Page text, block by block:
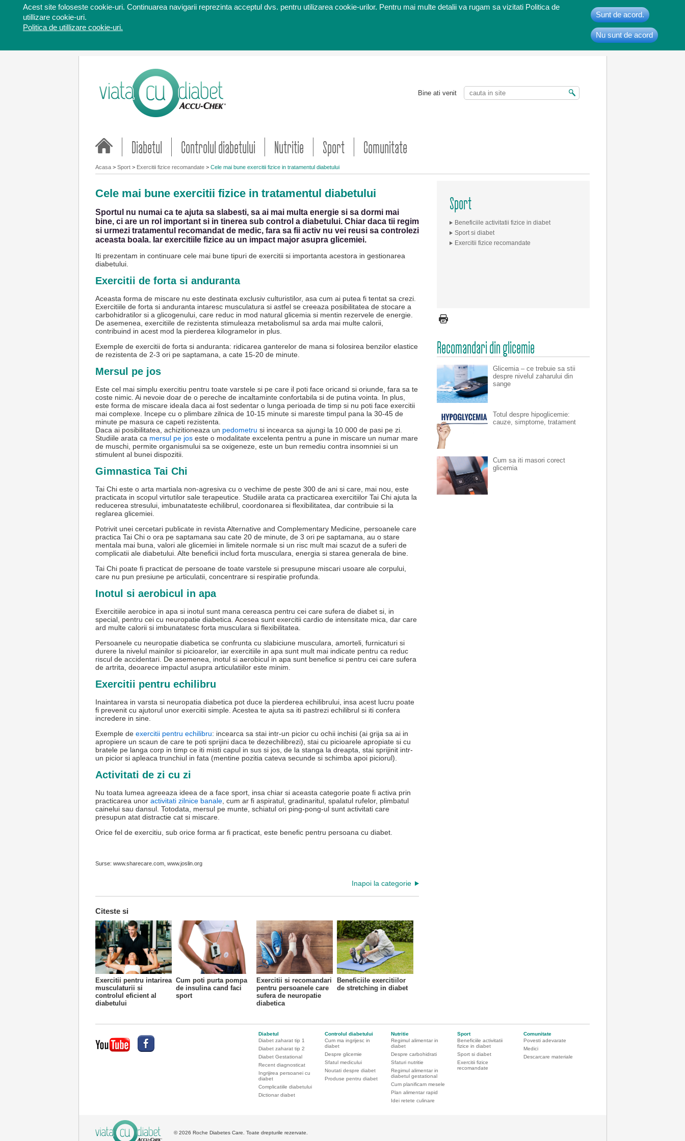
Acest site foloseste cookie-uri. Continuarea navigarii reprezinta acceptul dvs. pentru utilizarea cookie-urilor. Pentru mai multe detalii va rugam sa vizitati Politica de
utillizare cookie-uri.
Politica de utillizare cookie-uri.
Sunt de acord.
Nu sunt de acord
Bine ati venit
Diabetul Controlul diabetului Nutritie Sport Comunitate
Acasa > Sport > Exercitii fizice recomandate > Cele mai bune exercitii fizice in tratamentul diabetului
Cele mai bune exercitii fizice in tratamentul diabetului
Sportul nu numai ca te ajuta sa slabesti, sa ai mai multa energie si sa dormi mai
bine, ci are un rol important si in tinerea sub control a diabetului. Chiar daca tii regim
si urmezi tratamentul recomandat de medic, fara sa fii activ nu vei reusi sa controlezi
aceasta boala. Iar exercitiile fizice au un impact major asupra glicemiei.
Iti prezentam in continuare cele mai bune tipuri de exercitii si importanta acestora in gestionarea
diabetului.
Exercitii de forta si anduranta
Aceasta forma de miscare nu este destinata exclusiv culturistilor, asa cum ai putea fi tentat sa crezi.
Exercitiile de forta si anduranta intaresc musculatura si astfel se creeaza posibilitatea de stocare a
carbohidratilor si a glicogenului, care reduc in mod natural glicemia si mentin rezervele de energie.
De asemenea, exercitiile de rezistenta stimuleaza metabolismul sa arda mai multe calorii,
contribuind in acest mod la pierderea kilogramelor in plus.
Exemple de exercitii de forta si anduranta: ridicarea ganterelor de mana si folosirea benzilor elastice
de rezistenta de 2-3 ori pe saptamana, a cate 15-20 de minute.
Mersul pe jos
Este cel mai simplu exercitiu pentru toate varstele si pe care il poti face oricand si oriunde, fara sa te
coste nimic. Ai nevoie doar de o pereche de incaltaminte confortabila si de putina vointa. In plus,
este forma de miscare ideala daca ai fost sedentar o lunga perioada de timp si nu poti face exercitii
mai complexe. Incepe cu o plimbare zilnica de 10-15 minute si mareste timpul pana la 30-45 de
minute pe masura ce capeti rezistenta.
Daca ai posibilitatea, achizitioneaza un pedometru si incearca sa ajungi la 10.000 de pasi pe zi.
Studiile arata ca mersul pe jos este o modalitate excelenta pentru a pune in miscare un numar mare
de muschi, permite organismului sa se oxigeneze, este un bun remediu contra insomniei si un
stimulent al bunei dispozitii.
Gimnastica Tai Chi
Tai Chi este o arta martiala non-agresiva cu o vechime de peste 300 de ani si care, mai nou, este
practicata in scopul virtutilor sale terapeutice. Studiile arata ca practicarea exercitiilor Tai Chi ajuta la
reducerea stresului, imbunatateste echilibrul, coordonarea si flexibilitatea, dar contribuie si la
reglarea glicemiei.
Potrivit unei cercetari publicate in revista Alternative and Complementary Medicine, persoanele care
practica Tai Chi o ora pe saptamana sau cate 20 de minute, de 3 ori pe saptamana, au o stare
mentala mai buna, valori ale glicemiei in limitele normale si un risc mult mai scazut de a suferi de
complicatii ale diabetului. Alte beneficii includ forta musculara, energia si starea generala de bine.
Tai Chi poate fi practicat de persoane de toate varstele si presupune miscari usoare ale corpului,
care nu pun presiune pe articulatii, concentrare si respiratie profunda.
Inotul si aerobicul in apa
Exercitiile aerobice in apa si inotul sunt mana cereasca pentru cei care sufera de diabet si, in
special, pentru cei cu neuropatie diabetica. Acesea sunt exercitii cardio de intensitate mica, dar care
ard multe calorii si imbunatatesc forta musculara si flexibilitatea.
Persoanele cu neuropatie diabetica se confrunta cu slabiciune musculara, amorteli, furnicaturi si
durere la nivelul mainilor si picioarelor, iar exercitiile in apa sunt mult mai indicate pentru ca reduc
riscul de accidentari. De asemenea, inotul si aerobicul in apa sunt benefice si pentru cei care sufera
de artrita, deoarece impactul asupra articulatiilor este minim.
Exercitii pentru echilibru
Inaintarea in varsta si neuropatia diabetica pot duce la pierderea echilibrului, insa acest lucru poate
fi prevenit cu ajutorul unor exercitii simple. Acestea te ajuta sa iti pastrezi echilibrul si iti confera
incredere in sine.
Exemple de exercitii pentru echilibru: incearca sa stai intr-un picior cu ochii inchisi (ai grija sa ai in
apropiere un scaun de care te poti sprijini daca te dezechilibrezi), stai cu picioarele apropiate si cu
bratele pe langa corp in timp ce iti misti capul in sus si jos, de la stanga la dreapta, stai sprijinit intr-
un picior si apleaca trunchiul in fata (mentine pozitia cateva secunde si schimba apoi piciorul).
Activitati de zi cu zi
Nu toata lumea agreeaza ideea de a face sport, insa chiar si aceasta categorie poate fi activa prin
practicarea unor activitati zilnice banale , cum ar fi aspiratul, gradinaritul, spalatul rufelor, plimbatul
cainelui sau dansul. Totodata, mersul pe munte, schiatul ori ping-pong-ul sunt activitati care
presupun atat distractie cat si miscare.
Orice fel de exercitiu, sub orice forma ar fi practicat, este benefic pentru persoana cu diabet.
Surse: www.sharecare.com, www.joslin.org
Inapoi la categorie
Citeste si
Exercitii pentru intarirea
musculaturii si
controlul eficient al
diabetului
Cum poti purta pompa
de insulina cand faci
sport
Exercitii si recomandari
pentru persoanele care
sufera de neuropatie
diabetica
Beneficiile exercitiilor
de stretching in diabet
Sport
Beneficiile activitatii fizice in diabet
Sport si diabet
Exercitii fizice recomandate
Recomandari din glicemie
Glicemia – ce trebuie sa stii
despre nivelul zaharului din
sange
Totul despre hipoglicemie:
cauze, simptome, tratament
Cum sa iti masori corect
glicemia
Diabetul
Diabet zaharat tip 1
Diabet zaharat tip 2
Diabet Gestational
Recent diagnosticat
Ingrijirea persoanei cu
diabet
Complicatiile diabetului
Dictionar diabet
Controlul diabetului
Cum ma ingrijesc in
diabet
Despre glicemie
Sfatul medicului
Noutati despre diabet
Produse pentru diabet
Nutritie
Regimul alimentar in
diabet
Despre carbohidrati
Sfaturi nutritie
Regimul alimentar in
diabetul gestational
Cum planificam mesele
Plan alimentar rapid
Idei retete culinare
Sport
Beneficiile activitatii
fizice in diabet
Sport si diabet
Exercitii fizice
recomandate
Comunitate
Povesti adevarate
Medici
Descarcare materiale
© 2026 Roche Diabetes Care. Toate drepturile rezervate.